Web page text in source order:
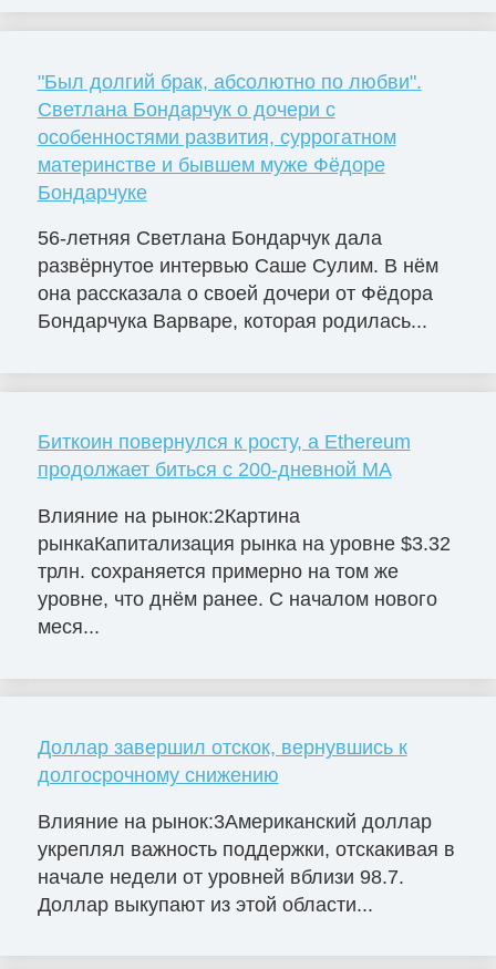
"Был долгий брак, абсолютно по любви".
Светлана Бондарчук о дочери с
особенностями развития, суррогатном
материнстве и бывшем муже Фёдоре
Бондарчуке
56-летняя Светлана Бондарчук дала
развёрнутое интервью Саше Сулим. В нём
она рассказала о своей дочери от Фёдора
Бондарчука Варваре, которая родилась...
Биткоин повернулся к росту, а Ethereum
продолжает биться с 200-дневной MA
Влияние на рынок:2Картина
рынкаКапитализация рынка на уровне $3.32
трлн. сохраняется примерно на том же
уровне, что днём ранее. С началом нового
меся...
Доллар завершил отскок, вернувшись к
долгосрочному снижению
Влияние на рынок:3Американский доллар
укреплял важность поддержки, отскакивая в
начале недели от уровней вблизи 98.7.
Доллар выкупают из этой области...